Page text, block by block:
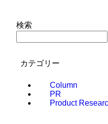
検索
カテゴリー
Column
PR
Product